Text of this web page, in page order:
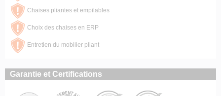
Chaises pliantes et empilables
Choix des chaises en ERP
Entretien du mobilier pliant
Garantie et Certifications